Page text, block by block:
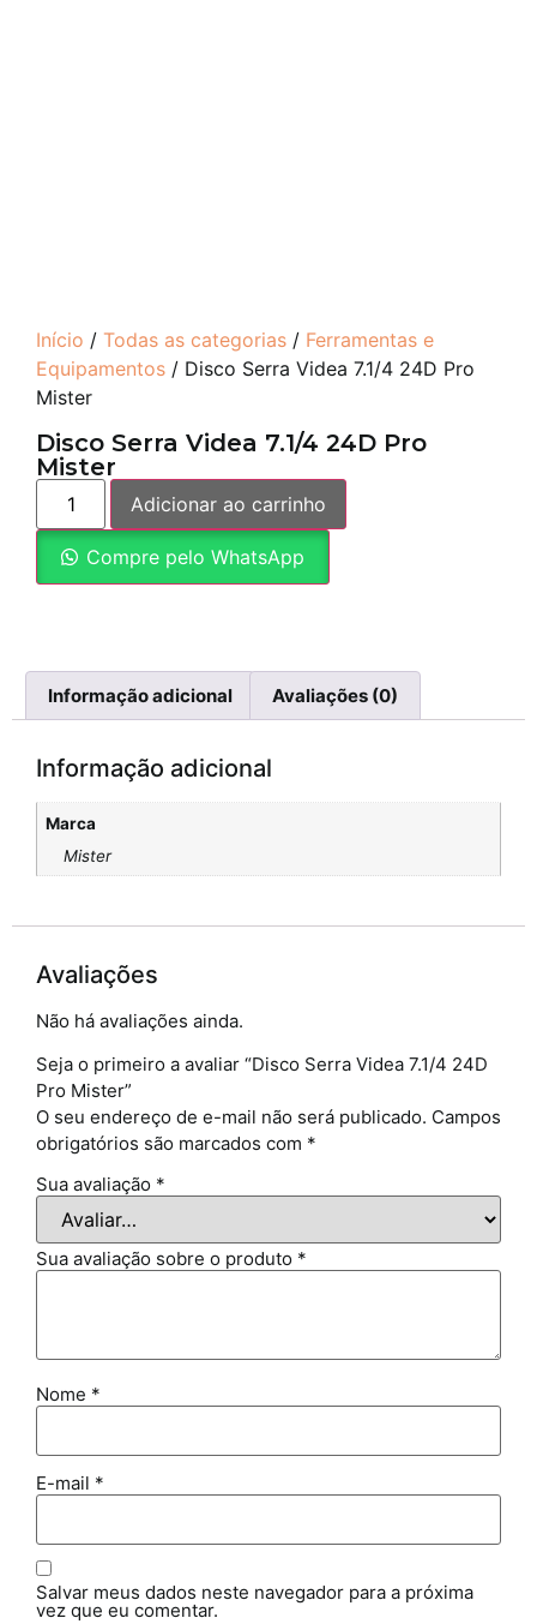
Início / Todas as categorias / Ferramentas e
Equipamentos / Disco Serra Videa 7.1/4 24D Pro
Mister
Disco Serra Videa 7.1/4 24D Pro
Mister
Adicionar ao carrinho
Compre pelo WhatsApp
Informação adicional Avaliações (0)
Informação adicional
Marca
Mister
Avaliações
Não há avaliações ainda.
Seja o primeiro a avaliar “Disco Serra Videa 7.1/4 24D
Pro Mister”
O seu endereço de e-mail não será publicado. Campos
obrigatórios são marcados com *
Sua avaliação *
Sua avaliação sobre o produto *
Nome *
E-mail *
Salvar meus dados neste navegador para a próxima
vez que eu comentar.